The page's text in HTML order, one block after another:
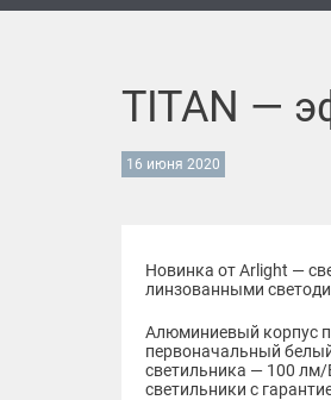
TITAN —
16 июня 2020
Новинка от Arlight —
линзованными
Алюминиевый корпус
первоначальный
светильника — 100 лм/
светильники с